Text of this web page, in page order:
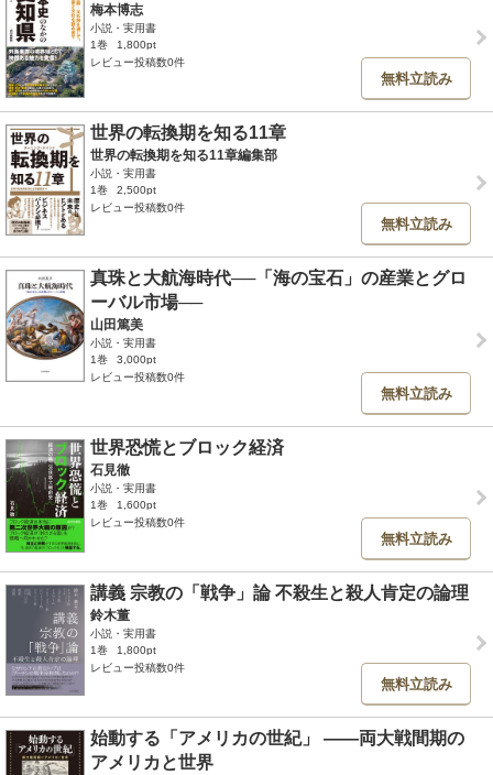
梅本博志
小説・実用書
1巻
1,800pt
レビュー投稿数0件
無料立読み
世界の転換期を知る11章
世界の転換期を知る11章編集部
小説・実用書
1巻
2,500pt
レビュー投稿数0件
無料立読み
真珠と大航海時代──「海の宝石」の産業とグロ
ーバル市場──
山田篤美
小説・実用書
1巻
3,000pt
レビュー投稿数0件
無料立読み
世界恐慌とブロック経済
石見徹
小説・実用書
1巻
1,600pt
レビュー投稿数0件
無料立読み
講義 宗教の「戦争」論 不殺生と殺人肯定の論理
鈴木董
小説・実用書
1巻
1,800pt
レビュー投稿数0件
無料立読み
始動する「アメリカの世紀」 ――両大戦間期の
アメリカと世界